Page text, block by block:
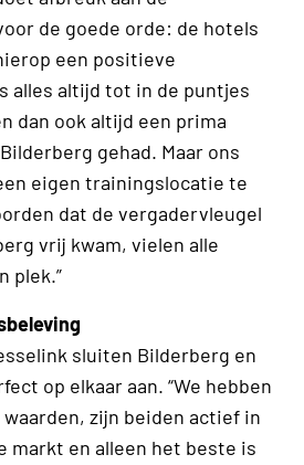
de goede orde: de hotels
een positieve
alles altijd tot in de puntjes
dan ook altijd een prima
gehad. Maar ons
eigen trainingslocatie te
dat de vergadervleugel
vrij kwam, vielen alle
plek.”
sluiten Bilderberg en
op elkaar aan. “We hebben
zijn beiden actief in
markt en alleen het beste is